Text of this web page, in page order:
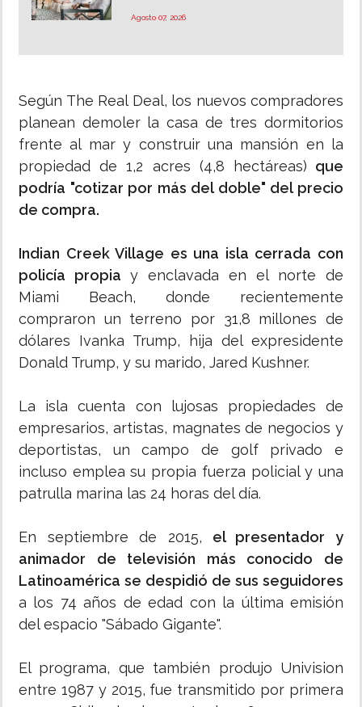
Agosto 07, 2026
Según The Real Deal, los nuevos compradores
planean demoler la casa de tres dormitorios
frente al mar y construir una mansión en la
propiedad de 1,2 acres (4,8 hectáreas) que
podría "cotizar por más del doble" del precio
de compra.
Indian Creek Village es una isla cerrada con
policía propia y enclavada en el norte de
Miami Beach, donde recientemente
compraron un terreno por 31,8 millones de
dólares Ivanka Trump, hija del expresidente
Donald Trump, y su marido, Jared Kushner.
La isla cuenta con lujosas propiedades de
empresarios, artistas, magnates de negocios y
deportistas, un campo de golf privado e
incluso emplea su propia fuerza policial y una
patrulla marina las 24 horas del día.
En septiembre de 2015, el presentador y
animador de televisión más conocido de
Latinoamérica se despidió de sus seguidores
a los 74 años de edad con la última emisión
del espacio "Sábado Gigante".
El programa, que también produjo Univision
entre 1987 y 2015, fue transmitido por primera